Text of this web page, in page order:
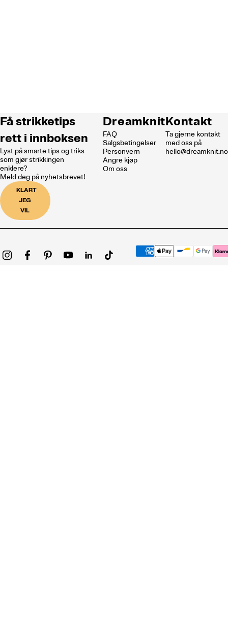
Få strikketips
rett i innboksen
Lyst på smarte tips og triks
som gjør strikkingen
enklere?
Meld deg på nyhetsbrevet!
KLART
JEG
VIL
Dreamknit
FAQ
Salgsbetingelser
Personvern
Angre kjøp
Om oss
Kontakt
Ta gjerne kontakt
med oss på
hello@dreamknit.no